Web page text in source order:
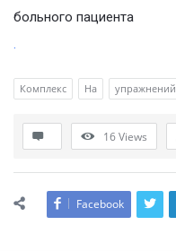
больного пациента
.
Комплекс На упражнений
16Views
Facebook